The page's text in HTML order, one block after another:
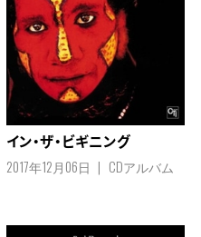
イン・ザ・ビギニング
2017年12月06日 CDアルバム